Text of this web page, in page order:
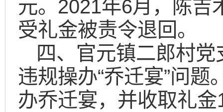
元。2021年6月，陈吉
受礼金被责令退回。
四、官元镇二郎村
违规操办“乔迁宴”问
办乔迁宴，并收取礼